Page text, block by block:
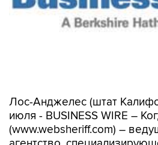
Лос-Анджелес (штат
июля - BUSINESS WIRE –
(www.websheriff.com) –